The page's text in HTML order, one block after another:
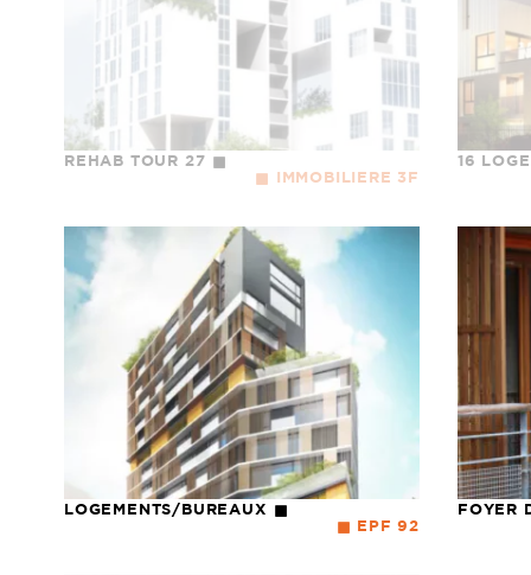
REHAB TOUR 27
IMMOBILIERE 3F
16
LOGEMENTS/BUREAUX
EPF 92
FOYER